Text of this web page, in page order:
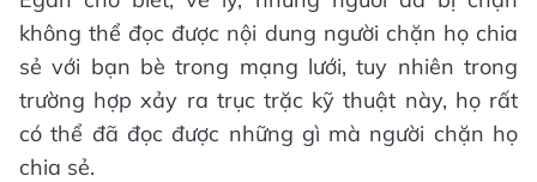
không thể đọc được nội dung người chặn họ chia
sẻ với bạn bè trong mạng lưới, tuy nhiên trong
trường hợp xảy ra trục trặc kỹ thuật này, họ rất
có thể đã đọc được những gì mà người chặn họ
chia sẻ.